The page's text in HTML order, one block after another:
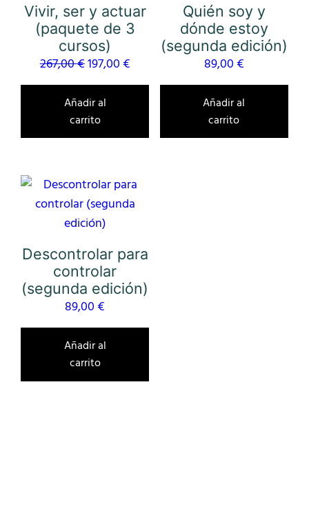
Vivir, ser y actuar
(paquete de 3
cursos)
267,00€El
precio
original
era:
267,00 €.
197,00 €El
precio
197,00 €.
Añadir al
carrito
Quién soy y
dónde estoy
(segunda edición)
89,00 €
Añadir al
carrito
Descontrolar para
controlar
(segunda edición)
89,00 €
Añadir al
carrito